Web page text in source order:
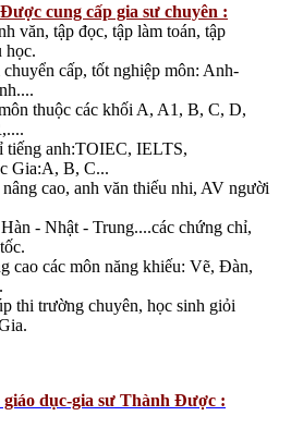
cung cấp gia sư chuyên :
văn, tập đọc, tập làm toán, tập
học.
cấp, tốt nghiệp môn: Anh-
thuộc các khối A, A1, B, C, D,
tiếng anh:TOIEC, IELTS,
Gia:A, B, C...
cao, anh văn thiếu nhi, AV người
- Nhật - Trung....các chứng chỉ,
cao các môn năng khiếu: Vẽ, Đàn,
thi trường chuyên, học sinh giỏi
dục-gia sư Thành Được :